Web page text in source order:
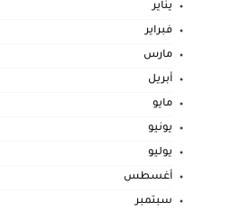
يناير
فبراير
مارس
أبريل
مايو
يونيو
يوليو
أغسطس
سبتمبر